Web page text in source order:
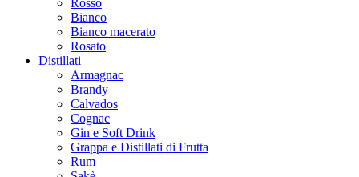
Bianco
Bianco macerato
Rosato
Distillati
Armagnac
Brandy
Calvados
Cognac
Gin e Soft Drink
Grappa e Distillati di Frutta
Rum